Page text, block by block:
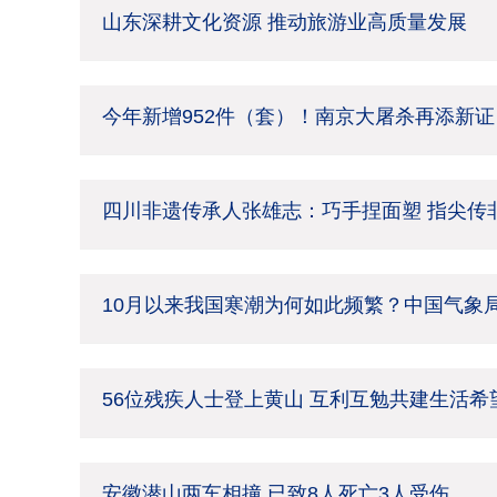
山东深耕文化资源 推动旅游业高质量发展
今年新增952件（套）！南京大屠杀再添新证
四川非遗传承人张雄志：巧手捏面塑 指尖传
10月以来我国寒潮为何如此频繁？中国气象
56位残疾人士登上黄山 互利互勉共建生活希